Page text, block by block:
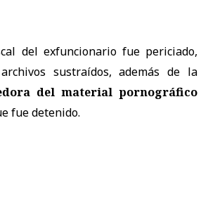
del exfuncionario fue periciado,
sustraídos, además de la
del material pornográfico
fue detenido.